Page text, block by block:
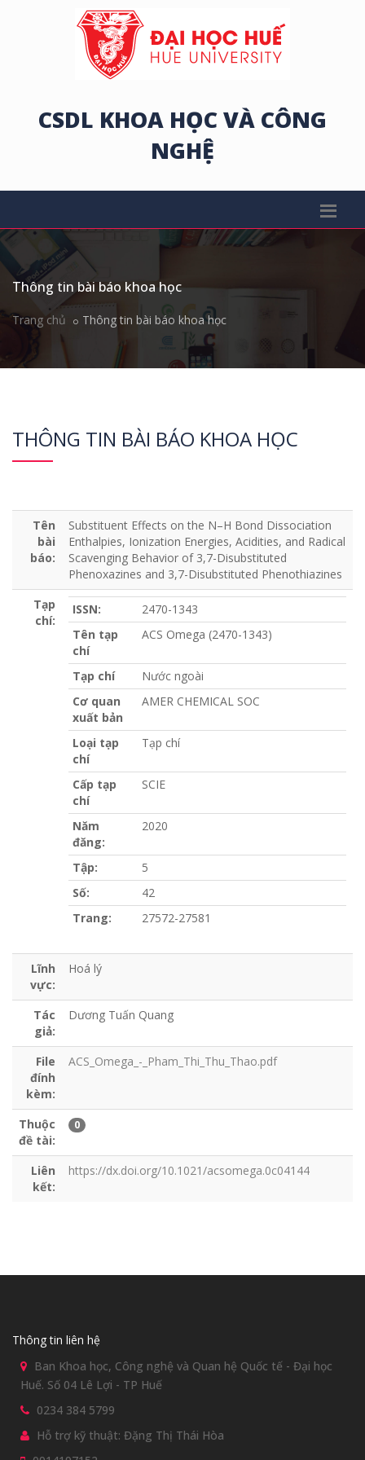
CSDL KHOA HỌC VÀ CÔNG
NGHỆ
Thông tin bài báo khoa học
Trang chủ Thông tin bài báo khoa học
THÔNG TIN BÀI BÁO KHOA HỌC
Tên
bài
báo:
Substituent Effects on the N–H Bond Dissociation
Enthalpies, Ionization Energies, Acidities, and Radical
Scavenging Behavior of 3,7-Disubstituted
Phenoxazines and 3,7-Disubstituted Phenothiazines
Tạp
chí:
ISSN:
2470-1343
Tên tạp
chí
ACS Omega (2470-1343)
Tạp chí
Nước ngoài
Cơ quan
xuất bản
AMER CHEMICAL SOC
Loại tạp
chí
Tạp chí
Cấp tạp
chí
SCIE
Năm
đăng:
2020
Tập:
5
Số:
42
Trang:
27572-27581
Lĩnh
vực:
Hoá lý
Tác
giả:
Dương Tuấn Quang
File
đính
kèm:
ACS_Omega_-_Pham_Thi_Thu_Thao.pdf
Thuộc
đề tài:
0
Liên
kết:
https://dx.doi.org/10.1021/acsomega.0c04144
Thông tin liên hệ
Ban Khoa học, Công nghệ và Quan hệ Quốc tế - Đại học
Huế. Số 04 Lê Lợi - TP Huế
0234 384 5799
Hỗ trợ kỹ thuật: Đặng Thị Thái Hòa